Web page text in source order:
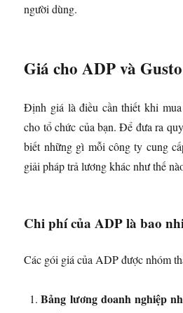
người dùng.
Giá cho ADP và Gusto
Định giá là điều cần thiết khi
cho tổ chức của bạn. Để đưa ra
biết những gì mỗi công ty cung
giải pháp trả lương khác như thế
Chi phí của ADP là bao
Các gói giá của ADP được nhóm
Bảng lương doanh nghiệp